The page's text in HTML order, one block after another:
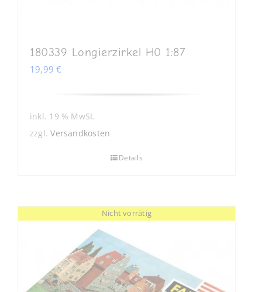
180339 Longierzirkel H0 1:87
19,99€
inkl. 19 % MwSt.
zzgl.Versandkosten
Details
Nicht vorrätig